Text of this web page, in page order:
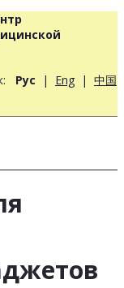
Рус | Eng | 中国